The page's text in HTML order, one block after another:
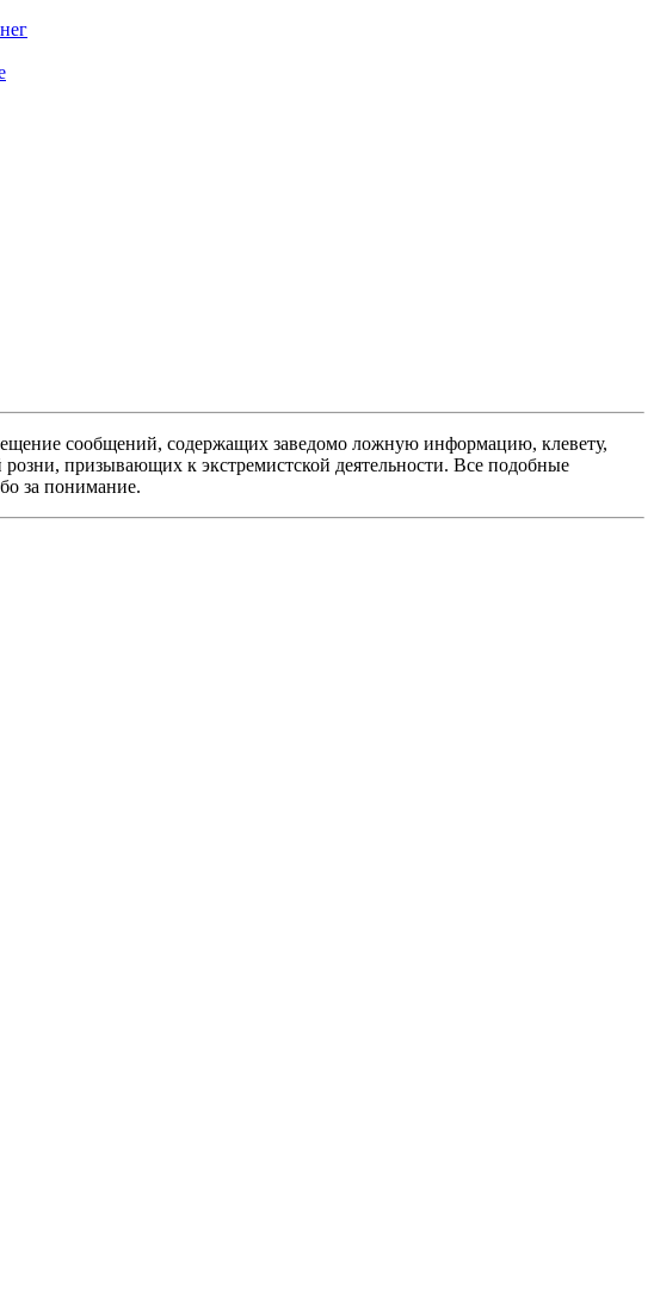
сообщений, содержащих заведомо ложную информацию, клевету,
призывающих к экстремистской деятельности. Все подобные
за понимание.